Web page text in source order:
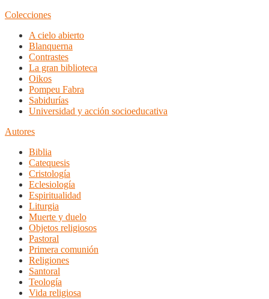
Colecciones
A cielo abierto
Blanquerna
Contrastes
La gran biblioteca
Oikos
Pompeu Fabra
Sabidurías
Universidad y acción socioeducativa
Autores
Biblia
Catequesis
Cristología
Eclesiología
Espiritualidad
Liturgia
Muerte y duelo
Objetos religiosos
Pastoral
Primera comunión
Religiones
Santoral
Teología
Vida religiosa